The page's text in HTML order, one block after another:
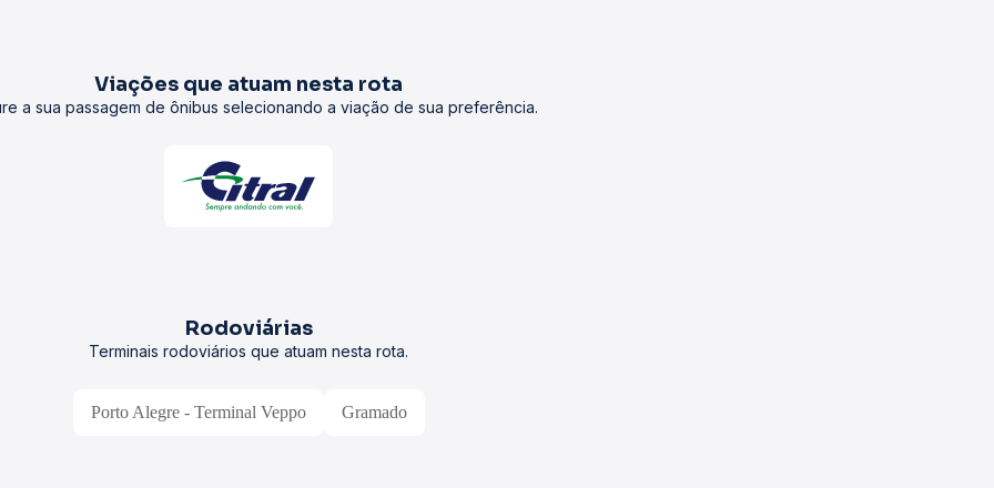
Viações que atuam nesta rota
a sua passagem de ônibus selecionando a viação de sua preferência.
Rodoviárias
Terminais rodoviários que atuam nesta rota.
Porto Alegre - Terminal Veppo Gramado